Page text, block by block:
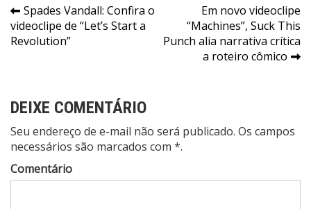
Navegação
de
Spades Vandall: Confira o
videoclipe de “Let’s Start a
Revolution”
Em novo videoclipe
“Machines”, Suck This
Punch alia narrativa crítica
a roteiro cômico
DEIXE COMENTÁRIO
Seu endereço de e-mail não será publicado. Os campos
necessários são marcados com *.
Comentário